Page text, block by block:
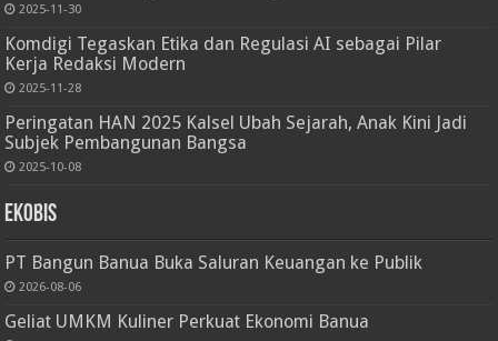
2025-11-30
Komdigi Tegaskan Etika dan Regulasi AI sebagai Pilar
Kerja Redaksi Modern
2025-11-28
Peringatan HAN 2025 Kalsel Ubah Sejarah, Anak Kini Jadi
Subjek Pembangunan Bangsa
2025-10-08
Ekobis
PT Bangun Banua Buka Saluran Keuangan ke Publik
2026-08-06
Geliat UMKM Kuliner Perkuat Ekonomi Banua